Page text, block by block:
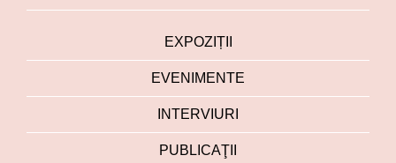
EXPOZIȚII
EVENIMENTE
INTERVIURI
PUBLICAŢII